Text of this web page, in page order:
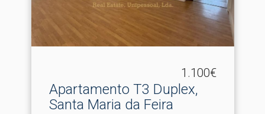
1.100€
Apartamento T3 Duplex,
Santa Maria da Feira